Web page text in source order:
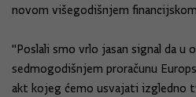
novom višegodišnjem
"Poslali smo vrlo jasan signal da u
sedmogodišnjem proračunu
akt kojeg ćemo usvajati izgledno